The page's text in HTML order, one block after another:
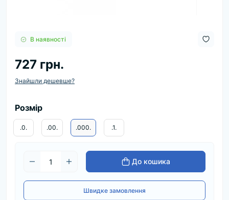
В наявності
727 грн.
Знайшли дешевше?
Розмір
.0. .00. .000. .1.
До кошика
Швидке замовлення